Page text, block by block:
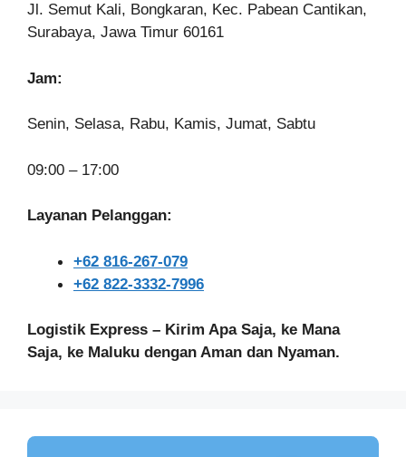
Jl. Semut Kali, Bongkaran, Kec. Pabean Cantikan,
Surabaya, Jawa Timur 60161
Jam:
Senin, Selasa, Rabu, Kamis, Jumat, Sabtu
09:00 – 17:00
Layanan Pelanggan:
+62 816-267-079
+62 822-3332-7996
Logistik Express – Kirim Apa Saja, ke Mana
Saja, ke Maluku dengan Aman dan Nyaman.